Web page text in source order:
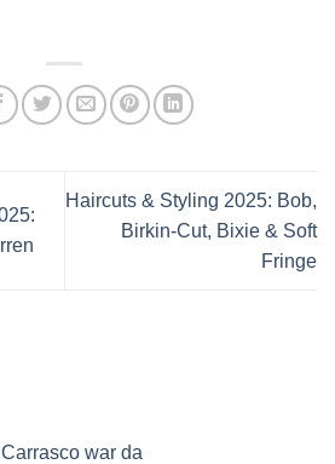
Haircuts & Styling 2025: Bob,
Birkin-Cut, Bixie & Soft
Fringe
war da